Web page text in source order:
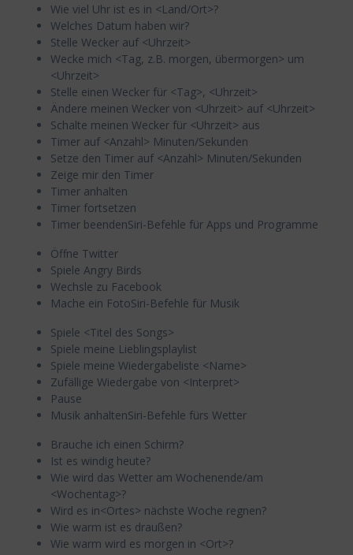
Wie viel Uhr ist es in <Land/Ort>?
Welches Datum haben wir?
Stelle Wecker auf <Uhrzeit>
Wecke mich <Tag, z.B. morgen, übermorgen> um
<Uhrzeit>
Stelle einen Wecker für <Tag>, <Uhrzeit>
Ändere meinen Wecker von <Uhrzeit> auf <Uhrzeit>
Schalte meinen Wecker für <Uhrzeit> aus
Timer auf <Anzahl> Minuten/Sekunden
Setze den Timer auf <Anzahl> Minuten/Sekunden
Zeige mir den Timer
Timer anhalten
Timer fortsetzen
Timer beendenSiri-Befehle für Apps und Programme
Öffne Twitter
Spiele Angry Birds
Wechsle zu Facebook
Mache ein FotoSiri-Befehle für Musik
Spiele <Titel des Songs>
Spiele meine Lieblingsplaylist
Spiele meine Wiedergabeliste <Name>
Zufällige Wiedergabe von <Interpret>
Pause
Musik anhaltenSiri-Befehle fürs Wetter
Brauche ich einen Schirm?
Ist es windig heute?
Wie wird das Wetter am Wochenende/am
<Wochentag>?
Wird es in<Ortes> nächste Woche regnen?
Wie warm ist es draußen?
Wie warm wird es morgen in <Ort>?